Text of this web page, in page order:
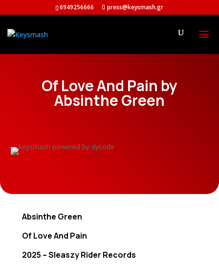
6949256666 press@keysmash.gr
Of Love And Pain by
Absinthe Green
Absinthe Green
Of Love And Pain
2025 – Sleaszy Rider Records